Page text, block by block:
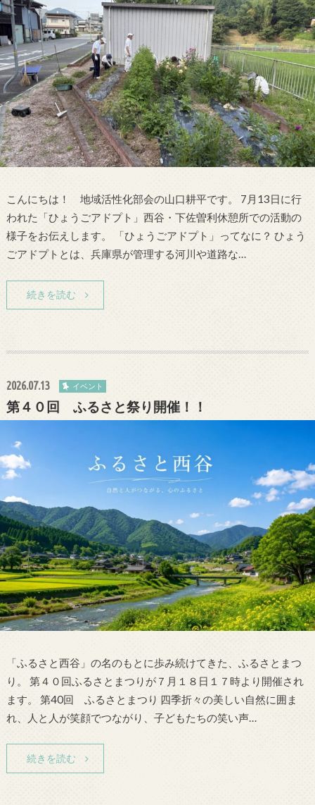
こんにちは！ 地域活性化部会の山口耕平です。 7月13日に行
われた「ひょうごアドプト」西谷・下佐曽利休憩所での活動の
様子をお伝えします。 「ひょうごアドプト」ってなに？ ひょう
ごアドプトとは、兵庫県が管理する河川や道路な…
続きを読む
2026.07.13 イベント
第４０回 ふるさと祭り開催！！
「ふるさと西谷」の名のもとに歩み続けてきた、ふるさとまつ
り。 第４０回ふるさとまつりが７月１８日１７時より開催され
ます。 第40回 ふるさとまつり 四季折々の美しい自然に囲ま
れ、人と人が笑顔でつながり、子どもたちの笑い声…
続きを読む